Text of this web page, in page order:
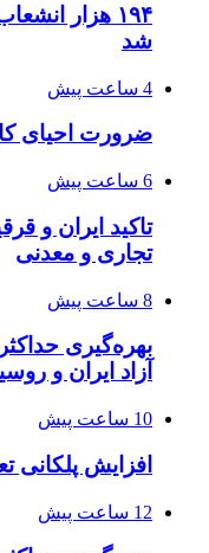
۱۹۴ هزار
شد
4 ساعت پیش
ضرورت احیای
6 ساعت پیش
تاکید ایران و
تجاری و معدنی
8 ساعت پیش
بهره‌گیری
آزاد ایران و
10 ساعت پیش
افزایش پلکانی
12 ساعت پیش